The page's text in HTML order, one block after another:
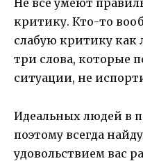
Не все умеют
критику. Кто-то
слабую критику как
три слова, которые
ситуации, не
Идеальных людей в
поэтому всегда
удовольствием вас